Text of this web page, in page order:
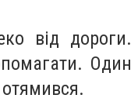
від дороги.
Один